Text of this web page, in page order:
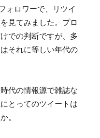
ロワーで、リツイ
見てみました。プロ
での判断ですが、多
それに等しい年代の
代の情報源で雑誌な
とってのツイートは
。